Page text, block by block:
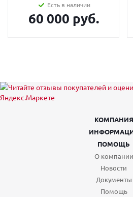
Есть в наличии
60 000 руб.
КОМПАНИЯ
ПОМОЩЬ
О компании
Новости
Документы
Помощь